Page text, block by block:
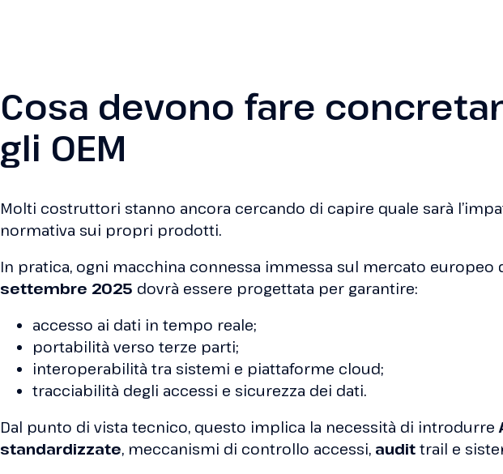
Cosa devono fare
gli OEM
Molti costruttori stanno ancora cercando di capire quale sarà
normativa sui propri prodotti.
In pratica, ogni macchina connessa immessa sul mercato europeo
settembre 2025 dovrà essere progettata per garantire:
accesso ai dati in tempo reale;
portabilità verso terze parti;
interoperabilità tra sistemi e piattaforme cloud;
tracciabilità degli accessi e sicurezza dei dati.
Dal punto di vista tecnico, questo implica la necessità di introdurre
standardizzate, meccanismi di controllo accessi, audit trail e